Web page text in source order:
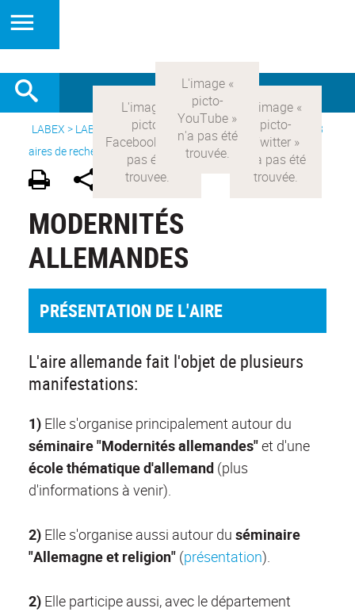
LABEX > LABEX COMOD> Version française > Recherche >
8
aires de recherche> Modernités allemandes
MODERNITÉS
ALLEMANDES
PRÉSENTATION DE L'AIRE
L'aire allemande fait l'objet de plusieurs
manifestations:
1) Elle s'organise principalement autour du
séminaire "Modernités allemandes"et d'une
école thématique d'allemand (plus
d'informations à venir).
2) Elle s'organise aussi autour du séminaire
"Allemagne et religion" (présentation).
2) Elle participe aussi, avec le département